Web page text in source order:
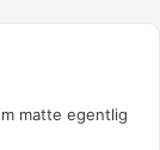
matte egentlig